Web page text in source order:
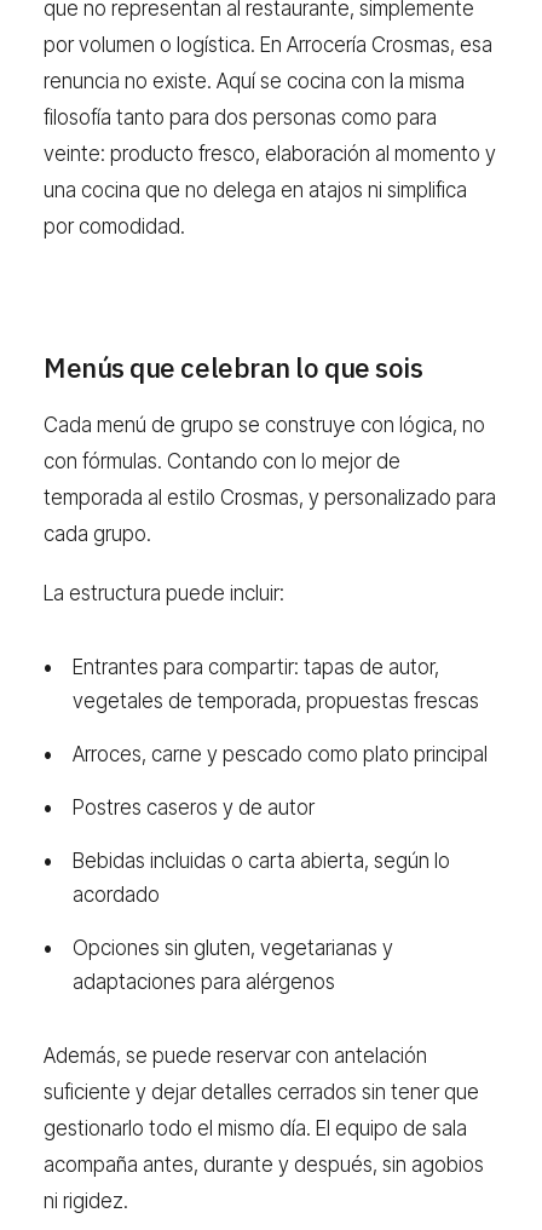
que no representan al restaurante, simplemente
por volumen o logística. En Arrocería Crosmas, esa
renuncia no existe. Aquí se cocina con la misma
filosofía tanto para dos personas como para
veinte: producto fresco, elaboración al momento y
una cocina que no delega en atajos ni simplifica
por comodidad.
Menús que celebran lo que sois
Cada menú de grupo se construye con lógica, no
con fórmulas. Contando con lo mejor de
temporada al estilo Crosmas, y personalizado para
cada grupo.
La estructura puede incluir:
Entrantes para compartir: tapas de autor,
vegetales de temporada, propuestas frescas
Arroces, carne y pescado como plato principal
Postres caseros y de autor
Bebidas incluidas o carta abierta, según lo
acordado
Opciones sin gluten, vegetarianas y
adaptaciones para alérgenos
Además, se puede reservar con antelación
suficiente y dejar detalles cerrados sin tener que
gestionarlo todo el mismo día. El equipo de sala
acompaña antes, durante y después, sin agobios
ni rigidez.